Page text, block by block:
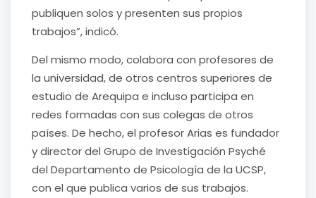
publiquen solos y presenten sus propios
trabajos”, indicó.
Del mismo modo, colabora con profesores de
la universidad, de otros centros superiores de
estudio de Arequipa e incluso participa en
redes formadas con sus colegas de otros
países. De hecho, el profesor Arias es fundador
y director del Grupo de Investigación Psyché
del Departamento de Psicología de la UCSP,
con el que publica varios de sus trabajos.